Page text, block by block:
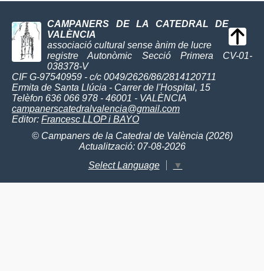
CAMPANERS DE LA CATEDRAL DE
VALÈNCIA
associació cultural sense ànim de lucre
registre Autonòmic Secció Primera CV-01-
038378-V
CIF G-97540959 - c/c 0049/2626/86/2814120711
Ermita de Santa Llúcia - Carrer de l'Hospital, 15
Telèfon 636 066 978 - 46001 - VALÈNCIA
campanerscatedralvalencia@gmail.com
Editor: Francesc LLOP i BAYO
© Campaners de la Catedral de València (2026)
Actualització: 07-08-2026
Select Language
▼